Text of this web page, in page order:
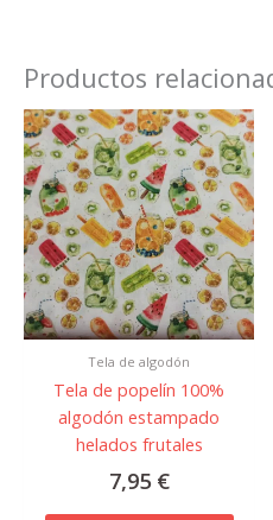
Productos
Tela de algodón
Tela de popelín 100%
algodón estampado
helados frutales
7,95 €